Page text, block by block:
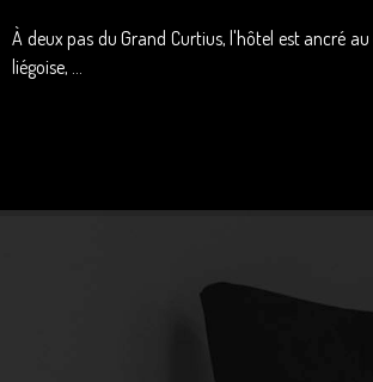
À deux pas du Grand Curtius, l'hôtel est ancré